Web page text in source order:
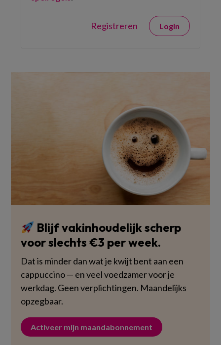
Registreren Login
Blijf vakinhoudelijk scherp
voor slechts €3 per week.
Dat is minder dan wat je kwijt bent aan een
cappuccino — en veel voedzamer voor je
werkdag. Geen verplichtingen. Maandelijks
opzegbaar.
Activeer mijn maandabonnement